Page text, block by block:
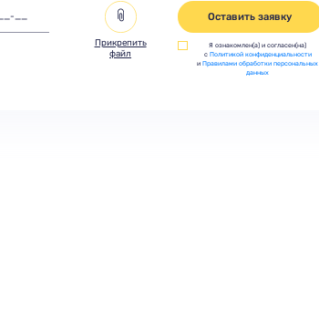
Прикрепить
файл
Оставить заявку
Я ознакомлен(а) и согласен(на)
с Политикой конфиденциальности
иПравилами обработки персональных
данных